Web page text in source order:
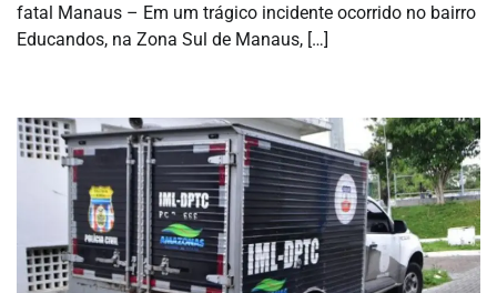
fatal Manaus – Em um trágico incidente ocorrido no bairro
Educandos, na Zona Sul de Manaus, […]